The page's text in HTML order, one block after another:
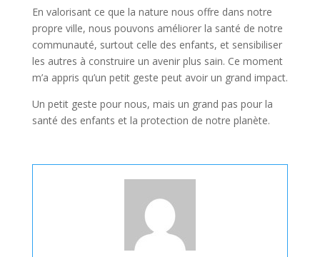
En valorisant ce que la nature nous offre dans notre
propre ville, nous pouvons améliorer la santé de notre
communauté, surtout celle des enfants, et sensibiliser
les autres à construire un avenir plus sain. Ce moment
m’a appris qu’un petit geste peut avoir un grand impact.
Un petit geste pour nous, mais un grand pas pour la
santé des enfants et la protection de notre planète.